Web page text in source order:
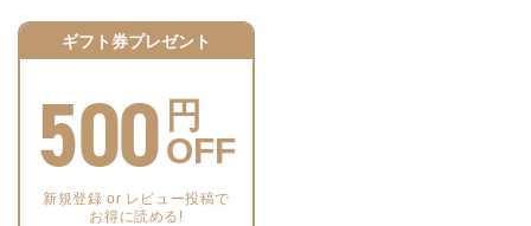
ギフト券プレゼント
500 円
OFF
新規登録 or レビュー投稿で
お得に読める!